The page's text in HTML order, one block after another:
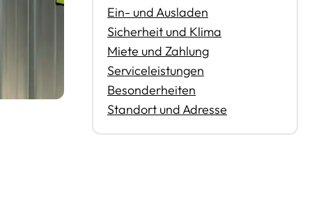
Ein- und Ausladen
Sicherheit und Klima
Miete und Zahlung
Serviceleistungen
Besonderheiten
Standort und Adresse